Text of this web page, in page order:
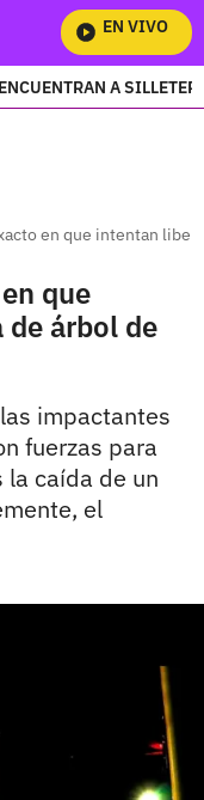
EN VIVO
ENCUENTRAN A
en que intentan
que
árbol de
impactantes
fuerzas para
caída de un
el